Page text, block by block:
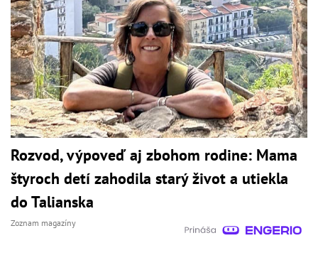
Rozvod, výpoveď aj zbohom rodine: Mama
štyroch detí zahodila starý život a utiekla
do Talianska
Zoznam magazíny